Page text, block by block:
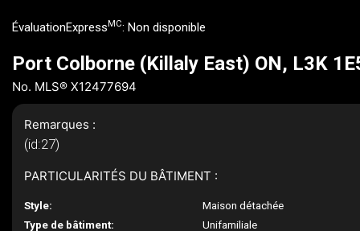
ÉvaluationExpress MC: Non disponible
Port Colborne (Killaly East) ON, L3K
No. MLS® X12477694
Remarques :
(id:27)
PARTICULARITÉS DU BÂTIMENT :
Style:
Maison détachée
Type de bâtiment:
Unifamiliale